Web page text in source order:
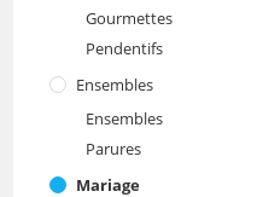
Gourmettes
Pendentifs
Ensembles
Ensembles
Parures
Mariage